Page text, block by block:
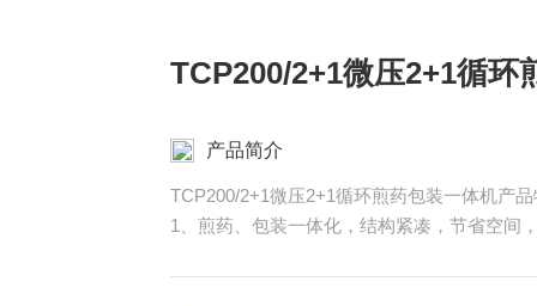
TCP200/2+1微压2+1循环
产品简介
TCP200/2+1微压2+1循环煎药包装一体机产
1、煎药、包装一体化，结构紧凑，节省空间